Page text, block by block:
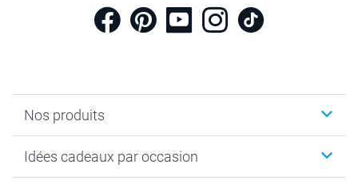
Nos produits
Calendrier photo & Agenda photo
Idées cadeaux par occasion